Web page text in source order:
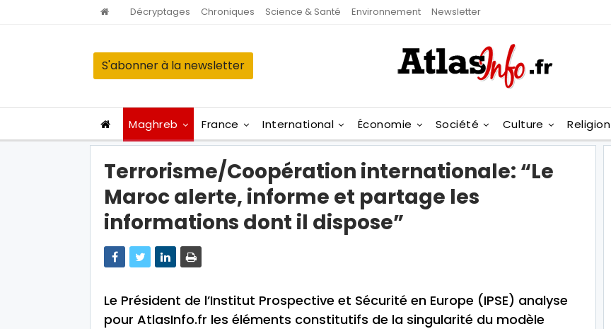
Décryptages Chroniques Science & Santé Environnement Newsletter
S'abonner à la newsletter
Maghreb France International Économie Société Culture Religion
Terrorisme/Coopération internationale: “Le
Maroc alerte, informe et partage les
informations dont il dispose”
Le Président de l’Institut Prospective et Sécurité en Europe (IPSE) analyse
pour AtlasInfo.fr les éléments constitutifs de la singularité du modèle